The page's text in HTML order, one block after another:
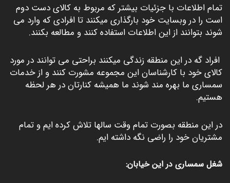
تمام اطلاعات با جزئیات بیشتر که مربوط به کالای دست دوم
است را در وبسایت خود بارگذاری میکنند تا افرادی که وارد می
شوند بتوانند از این اطلاعات استفاده کنند و مطالعه بکنند.
افراد گه در این منطقه زندگی میکنند براحتی می توانند در مورد
کالای خود با کارشناسان این مجموعه مشورت کنند و از خدمات
سمساری ما بهره مند شوند ما همیشه کنارتان در هر لحظه
هستیم.
در این منطقه بصورت تمام وقت سالها تلاش کرده ایم و تمام
مشتریان خود را راضی نگه داشته ایم.
شغل سمساری در این خیابان: